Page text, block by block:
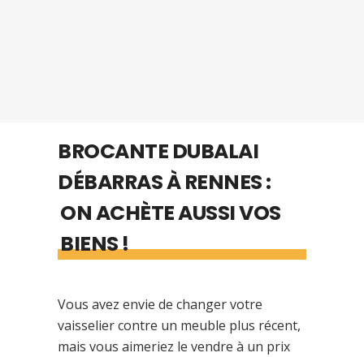
BROCANTE DUBALAI
DÉBARRAS À RENNES :
ON ACHÈTE AUSSI VOS
BIENS !
Vous avez envie de changer votre
vaisselier contre un meuble plus récent,
mais vous aimeriez le vendre à un prix